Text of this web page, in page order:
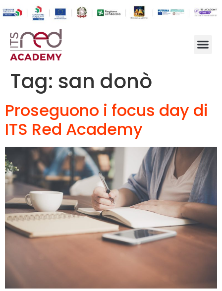
Tag: san donò
Proseguono i focus day di
ITS Red Academy